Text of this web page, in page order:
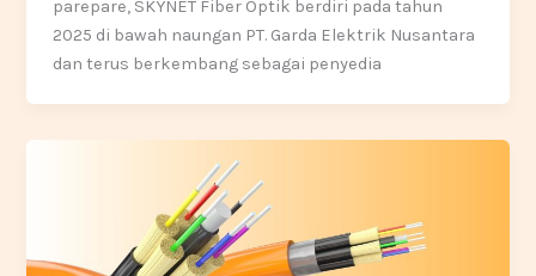
parepare, SKYNET Fiber Optik berdiri pada tahun
2025 di bawah naungan PT. Garda Elektrik Nusantara
dan terus berkembang sebagai penyedia